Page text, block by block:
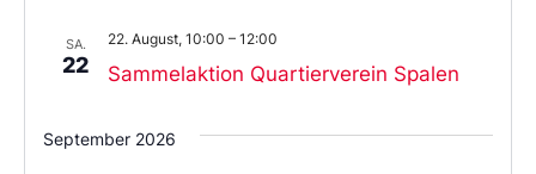
SA.
22 Sammelaktion Quartierverein Spalen
22. August, 10:00 – 12:00
September 2026